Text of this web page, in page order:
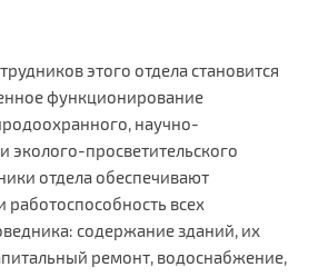
этого отдела становится
функционирование
научно-
эколого-просветительского
отдела обеспечивают
работоспособность всех
содержание зданий, их
ремонт, водоснабжение,